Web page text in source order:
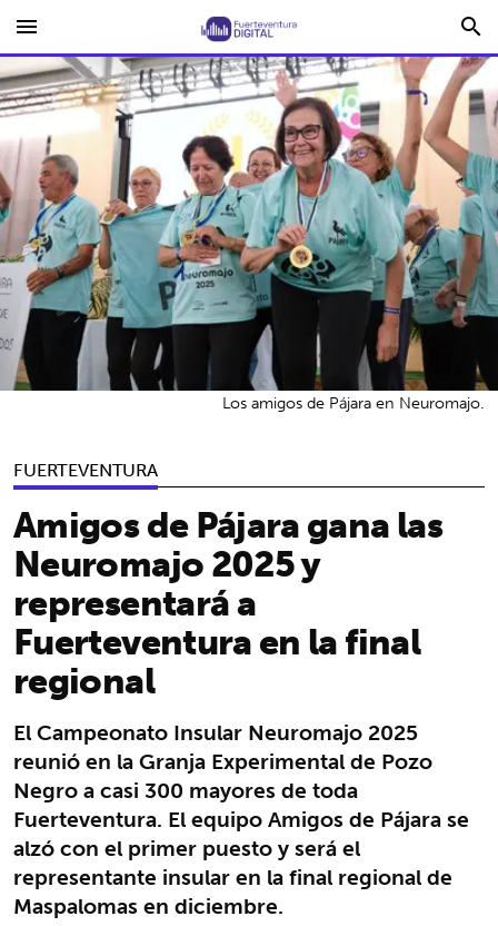
menu search
FUERTEVENTURA
Amigos de Pájara gana las
Neuromajo 2025 y
representará a
Fuerteventura en la final
regional
El Campeonato Insular Neuromajo 2025
reunió en la Granja Experimental de Pozo
Negro a casi 300 mayores de toda
Fuerteventura. El equipo Amigos de Pájara se
alzó con el primer puesto y será el
representante insular en la final regional de
Maspalomas en diciembre.
Los amigos de Pájara en Neuromajo.